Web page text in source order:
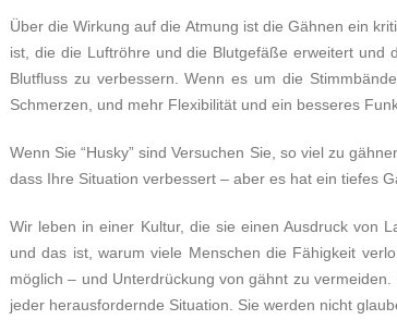
Über die Wirkung auf die Atmung ist die Gähnen ein
ist, die die Luftröhre und die Blutgefäße erweitert und
Blutfluss zu verbessern. Wenn es um die
Schmerzen, und mehr Flexibilität und ein besseres
Wenn Sie “Husky” sind Versuchen Sie, so viel zu
dass Ihre Situation verbessert – aber es hat ein tiefes
Wir leben in einer Kultur, die sie einen Ausdruck von
und das ist, warum viele Menschen die Fähigkeit
möglich – und Unterdrückung von gähnt zu
jeder herausfordernde Situation. Sie werden nicht